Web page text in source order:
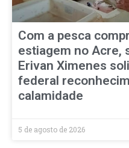
Com a pesca
estiagem no Acre,
Erivan Ximenes
federal
calamidade
5 de agosto de 2026